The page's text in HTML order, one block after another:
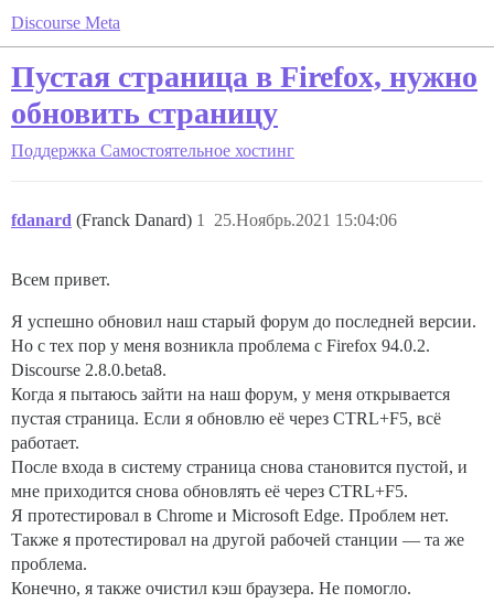
Discourse Meta
Пустая страница в Firefox, нужно
обновить страницу
Поддержка Самостоятельное хостинг
fdanard (Franck Danard) 25.Ноябрь.2021 15:04:06
1
Всем привет.
Я успешно обновил наш старый форум до последней версии.
Но с тех пор у меня возникла проблема с Firefox 94.0.2.
Discourse 2.8.0.beta8.
Когда я пытаюсь зайти на наш форум, у меня открывается
пустая страница. Если я обновлю её через CTRL+F5, всё
работает.
После входа в систему страница снова становится пустой, и
мне приходится снова обновлять её через CTRL+F5.
Я протестировал в Chrome и Microsoft Edge. Проблем нет.
Также я протестировал на другой рабочей станции — та же
проблема.
Конечно, я также очистил кэш браузера. Не помогло.